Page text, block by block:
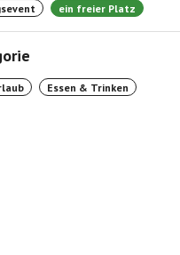
ein freier Platz
Essen & Trinken